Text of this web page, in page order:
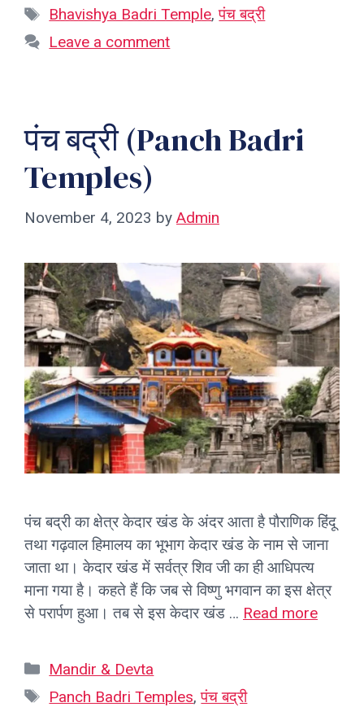
Tags
Bhavishya Badri Temple,पंच बद्री
Leave a comment
पंच बद्री (Panch Badri
Temples)
November 4, 2023 by Admin
पंच बद्री का क्षेत्र केदार खंड के अंदर आता है पौराणिक हिंदू
तथा गढ़वाल हिमालय का भूभाग केदार खंड के नाम से जाना
जाता था। केदार खंड में सर्वत्र शिव जी का ही आधिपत्य
माना गया है। कहते हैं कि जब से विष्णु भगवान का इस क्षेत्र
से परार्पण हुआ। तब से इस केदार खंड … Read more
Categories
Mandir & Devta
Tags
Panch Badri Temples,पंच बद्री